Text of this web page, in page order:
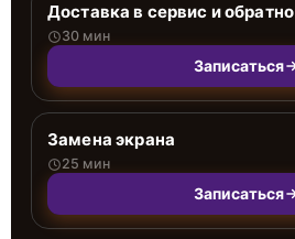
Доставка в сервис и обратно
30 мин
Записаться
Замена экрана
25 мин
Записаться